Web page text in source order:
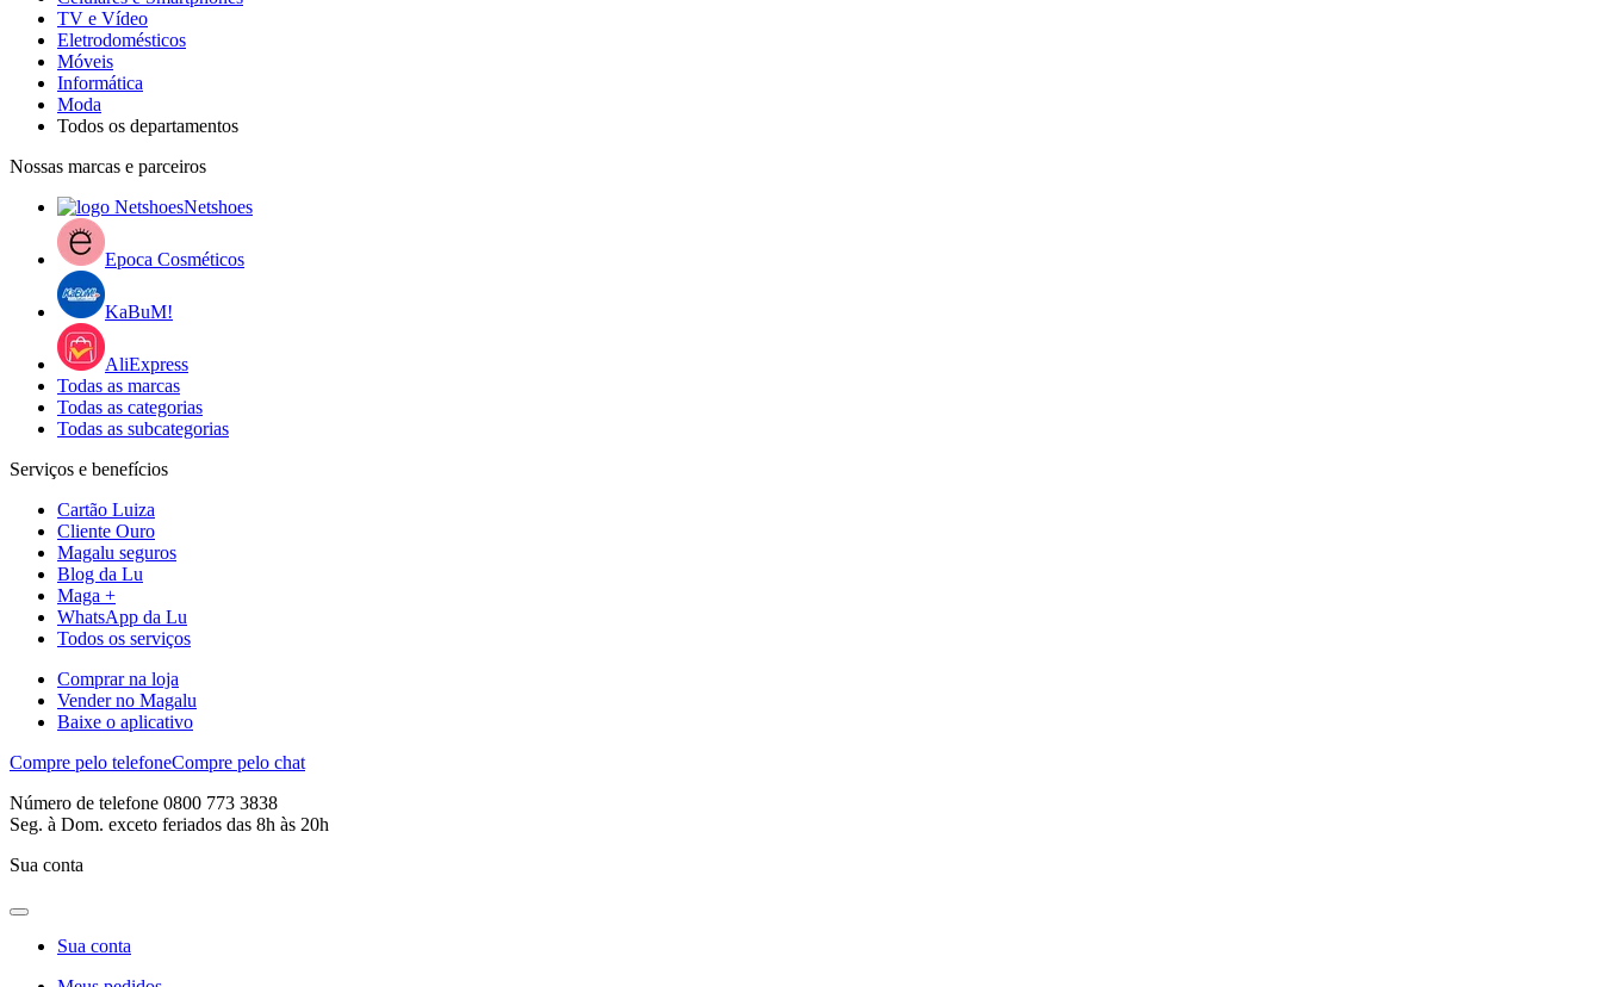
TV e Vídeo
Eletrodomésticos
Móveis
Informática
Moda
Todos os departamentos
Nossas marcas e parceiros
Netshoes
Epoca Cosméticos
KaBuM!
AliExpress
Todas as marcas
Todas as categorias
Todas as subcategorias
Serviços e benefícios
Cartão Luiza
Cliente Ouro
Magalu seguros
Blog da Lu
Maga +
WhatsApp da Lu
Todos os serviços
Comprar na loja
Vender no Magalu
Baixe o aplicativo
Compre pelo telefoneCompre pelo chat
Número de telefone 0800 773 3838
Seg. à Dom. exceto feriados das 8h às 20h
Sua conta
Sua conta